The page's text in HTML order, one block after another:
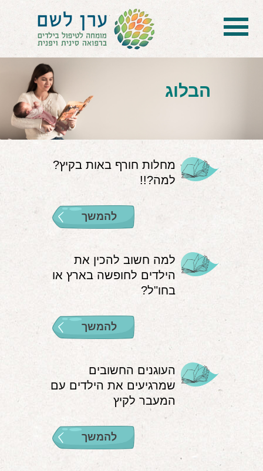
בית
הטיפול
הכל על דיקור סיני ודיקור יפני לילדים
הילד לא מפסיק להיות חולה
קשיים רגשיים, אתגרי התנהגות
בעיות/מחלות נוספות
שאלות ותשובות
052-6868768
הבלוג
מחלות חורף באות בקיץ?
למה?!!
להמשך
למה חשוב להכין את
הילדים לחופשה בארץ או
בחו"ל?
להמשך
העוגנים החשובים
שמרגיעים את הילדים עם
המעבר לקיץ
להמשך